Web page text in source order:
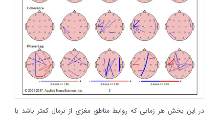
در این بخش هر زمانی که روابط مناطق مغزی از نرمال کمتر باشد با